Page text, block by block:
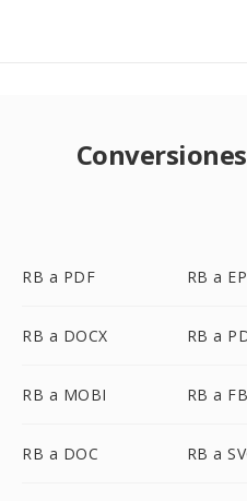
RB a PDF RB a
RB a DOCX RB a
RB a MOBI RB a
RB a DOC RB a